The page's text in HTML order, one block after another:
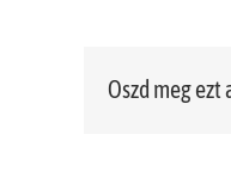
Oszd meg